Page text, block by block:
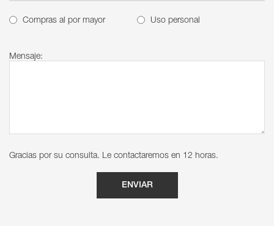
Compras al por mayor Uso personal
Mensaje:
Gracias por su consulta. Le contactaremos en 12 horas.
ENVIAR